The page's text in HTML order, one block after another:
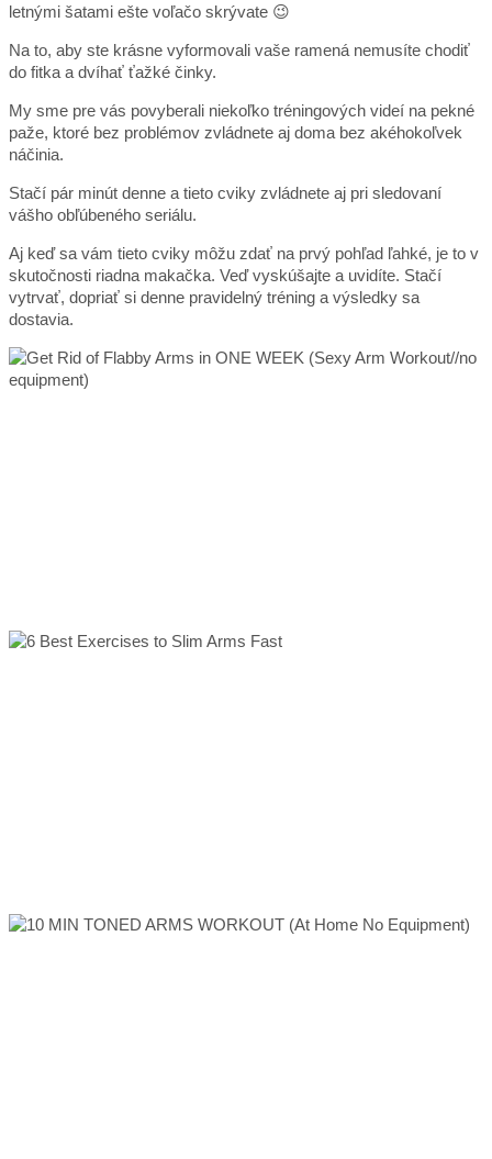
letnými šatami ešte voľačo skrývate 😉
Na to, aby ste krásne vyformovali vaše ramená nemusíte chodiť
do fitka a dvíhať ťažké činky.
My sme pre vás povyberali niekoľko tréningových videí na pekné
paže, ktoré bez problémov zvládnete aj doma bez akéhokoľvek
náčinia.
Stačí pár minút denne a tieto cviky zvládnete aj pri sledovaní
vášho obľúbeného seriálu.
Aj keď sa vám tieto cviky môžu zdať na prvý pohľad ľahké, je to v
skutočnosti riadna makačka. Veď vyskúšajte a uvidíte. Stačí
vytrvať, dopriať si denne pravidelný tréning a výsledky sa
dostavia.